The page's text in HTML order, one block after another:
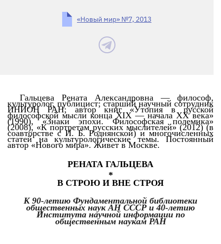
«Новый мир» №7, 2013
Гальцева Рената Александровна — философ,
культуролог, публицист; старший научный сотрудник
ИНИОН РАН; автор книг «Утопия в русской
философской мысли конца XIX — начала XX века»
(1990), «Знаки эпохи. Философская полемика»
(2008), «К портретам русских мыслителей» (2012) (в
соавторстве с И. Б. Роднянской) и многочисленных
статей на культурологические темы. Постоянный
автор «Нового мира». Живет в Москве.
РЕНАТА ГАЛЬЦЕВА
*
В СТРОЮ И ВНЕ СТРОЯ
К 90-летию Фундаментальной библиотеки
общественных наук АН СССР и 40-летию
Института научной информации по
общественным наукам РАН